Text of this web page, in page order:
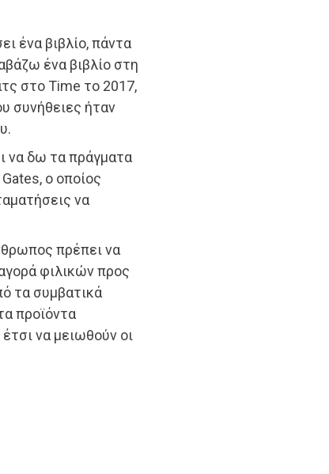
ένα βιβλίο, πάντα
ένα βιβλίο στη
στο Time το 2017,
συνήθειες ήταν
να δω τα πράγματα
ο οποίος
να
πρέπει να
φιλικών προς
τα συμβατικά
προϊόντα
να μειωθούν οι